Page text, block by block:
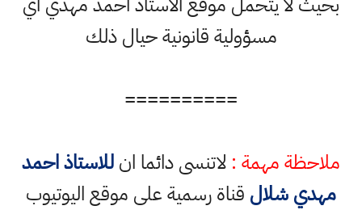
مسؤولية قانونية حيال ذلك
==========
ملاحظة مهمة : لاتنسى دائما انللاستاذ احمد
مهدي شلال قناة رسمية على موقع اليوتيوب